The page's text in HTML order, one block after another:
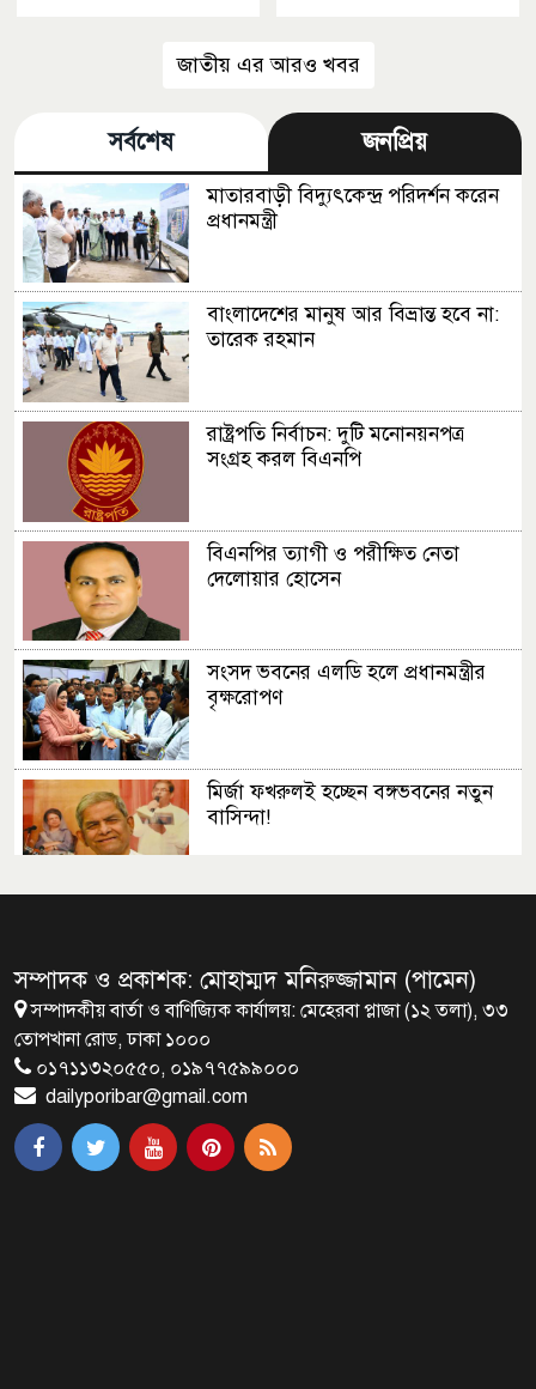
জাতীয় এর আরও খবর
সর্বশেষ জনপ্রিয়
মাতারবাড়ী বিদ্যুৎকেন্দ্র পরিদর্শন করেন
প্রধানমন্ত্রী
বাংলাদেশের মানুষ আর বিভ্রান্ত হবে না:
তারেক রহমান
রাষ্ট্রপতি নির্বাচন: দুটি মনোনয়নপত্র
সংগ্রহ করল বিএনপি
বিএনপির ত্যাগী ও পরীক্ষিত নেতা
দেলোয়ার হোসেন
সংসদ ভবনের এলডি হলে প্রধানমন্ত্রীর
বৃক্ষরোপণ
মির্জা ফখরুলই হচ্ছেন বঙ্গভবনের নতুন
বাসিন্দা!
প্রধানমন্ত্রীর সঙ্গে খুদে শিল্পী অনুশ্রীর
সাক্ষাৎ
খালপাড় রক্ষায় বিন্না ঘাসের ব্যবহার
নিয়ে সেমিনার অনুষ্ঠিত
সম্পাদক ও প্রকাশক: মোহাম্মদ মনিরুজ্জামান (পামেন)
সম্পাদকীয় বার্তা ও বাণিজ্যিক কার্যালয়: মেহেরবা প্লাজা (১২ তলা), ৩৩
তোপখানা রোড, ঢাকা ১০০০
০১৭১১৩২০৫৫০, ০১৯৭৭৫৯৯০০০
dailyporibar@gmail.com